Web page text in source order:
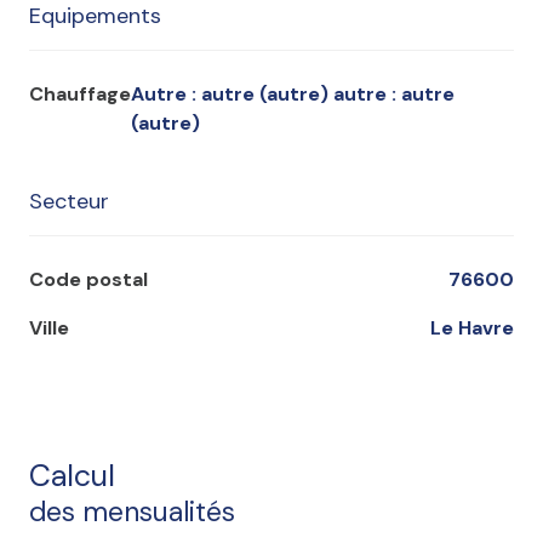
Equipements
Chauffageautre : autre (autre) autre : autre
(autre)
Secteur
Code postal
76600
Ville
Le Havre
Calcul
des mensualités